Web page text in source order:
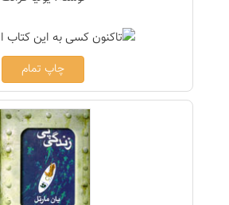
چاپ تمام